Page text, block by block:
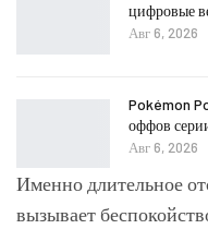
цифровые
Авг 6, 2026
Pokémon
оффов
Авг 6, 2026
Именно длительное
вызывает